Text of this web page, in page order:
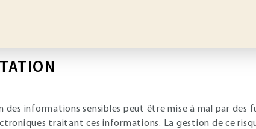
des informations sensibles peut être mise à mal par des
traitant ces informations. La gestion de ce